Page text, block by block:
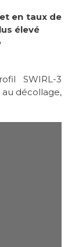
en taux de
élevé
SWIRL-3
décollage,